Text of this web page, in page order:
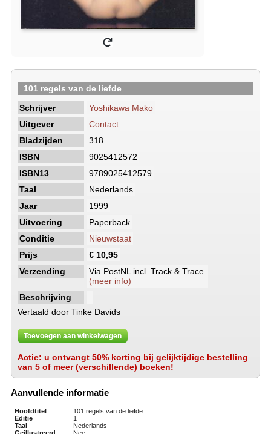
101 regels van de liefde
Schrijver
Yoshikawa Mako
Uitgever
Contact
Bladzijden
318
ISBN
9025412572
ISBN13
9789025412579
Taal
Nederlands
Jaar
1999
Uitvoering
Paperback
Conditie
Nieuwstaat
Prijs
€ 10,95
Verzending
Via PostNL incl. Track & Trace.
(meer info)
Beschrijving
Vertaald door Tinke Davids
Toevoegen aan winkelwagen
Actie: u ontvangt 50% korting bij gelijktijdige bestelling
van 5 of meer (verschillende) boeken!
Aanvullende informatie
Hoofdtitel
101 regels van de liefde
Editie
1
Taal
Nederlands